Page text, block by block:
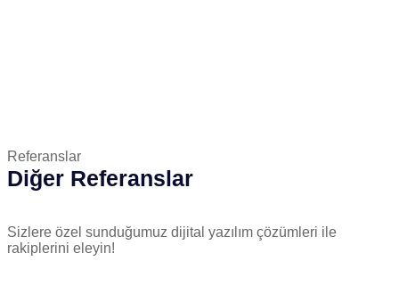
Referanslar
Diğer Referanslar
Sizlere özel sunduğumuz dijital yazılım çözümleri ile
rakiplerini eleyin!